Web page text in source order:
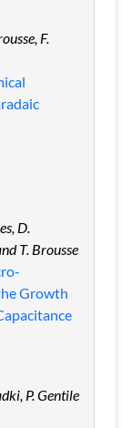
F.
D.
T. Brousse
Growth
P. Gentile